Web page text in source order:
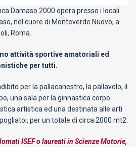
Damaso 2000 opera presso i locali
nel cuore di Monteverde Nuovo, a
Roma.
attività sportive amatoriali ed
per tutti.
per la pallacanestro, la pallavolo, il
una sala per la ginnastica corpo
artistica ed una destinata alle arti
per un totale di circa 2000 mt2.
ISEF o laureati in Scienze Motorie,